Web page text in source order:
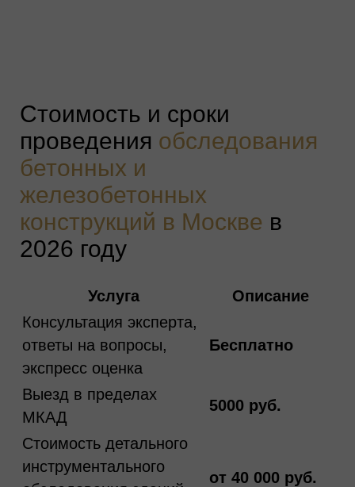
Стоимость и сроки
проведения обследования
бетонных и
железобетонных
конструкций в Москве в
2026 году
Услуга
Описание
Консультация эксперта,
ответы на вопросы,
экспресс оценка
Бесплатно
Выезд в пределах
МКАД
5000 руб.
Стоимость детального
инструментального
от 40 000 руб.